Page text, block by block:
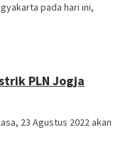
pada hari ini,
PLN Jogja
23 Agustus 2022 akan